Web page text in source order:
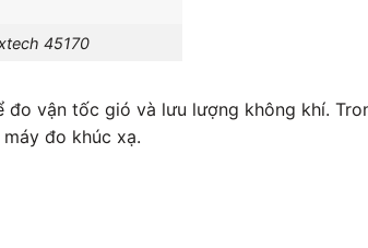
45170
đo vận tốc gió và lưu lượng không khí.
đo khúc xạ.